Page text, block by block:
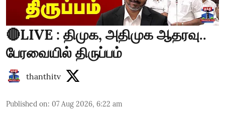
🔴LIVE : திமுக, அதிமுக ஆதரவு..
பேரவையில் திருப்பம்
thanthitv
Published on: 07 Aug 2026, 6:22 am